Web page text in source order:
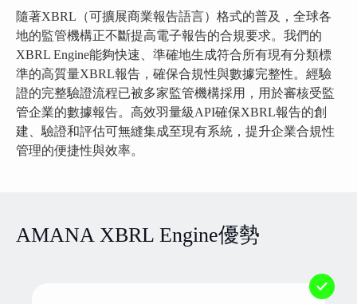
隨著XBRL（可擴展商業報告語言）格式的普及，全球各
地的監管機構正不斷提高電子報告的合規要求。我們的
XBRL Engine能夠快速、準確地生成符合所有現有分類標
準的高質量XBRL報告，確保合規性與數據完整性。經驗
證的完整驗證流程已被多家監管機構採用，用於審核受監
管企業的數據報告。高效羽量級API確保XBRL報告的創
建、驗證和評估可無縫集成至現有系統，提升企業合規性
管理的便捷性與效率。
AMANA XBRL Engine優勢